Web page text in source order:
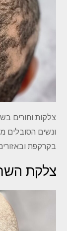
צלקות וחורים
ונשים הסובלים
בקרקפת
צלקת